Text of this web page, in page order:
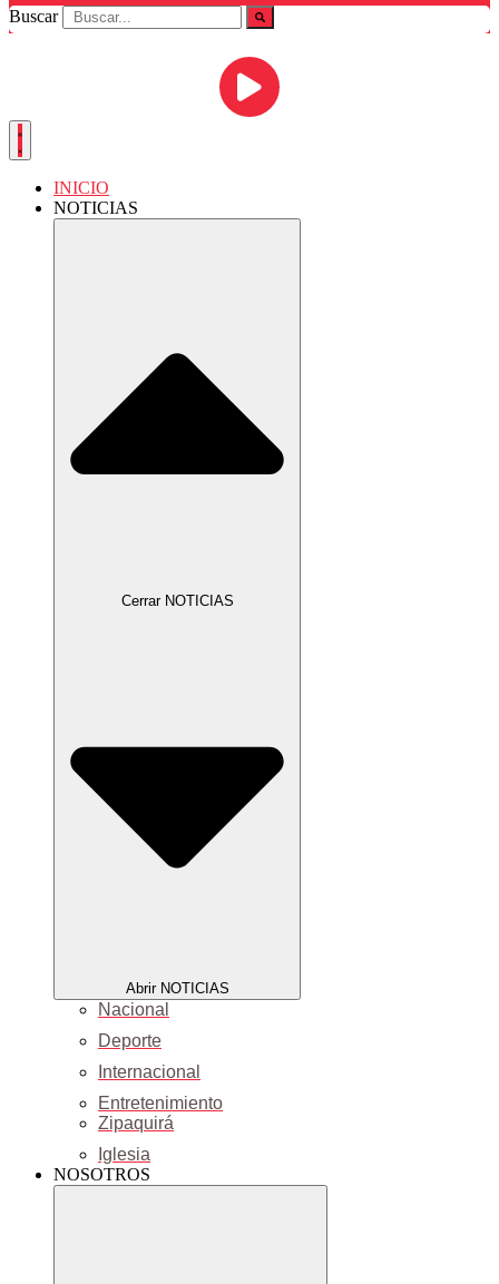
Buscar
INICIO
NOTICIAS
Cerrar NOTICIAS
Abrir NOTICIAS
Nacional
Deporte
Internacional
Entretenimiento
Zipaquirá
Iglesia
NOSOTROS